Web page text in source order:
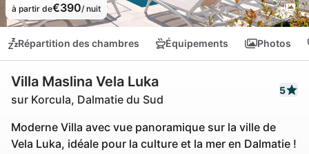
à partir de€390/ nuit
Répartition des chambres Équipements Photos
Villa Maslina Vela Luka
sur Korcula, Dalmatie du Sud
5
Moderne Villa avec vue panoramique sur la ville de
Vela Luka, idéale pour la culture et la mer en Dalmatie !